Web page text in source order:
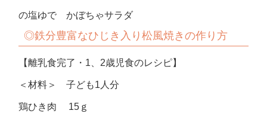
の塩ゆで かぼちゃサラダ
◎鉄分豊富なひじき入り松風焼きの作り方
【離乳食完了・1、2歳児食のレシピ】
＜材料＞ 子ども1人分
鶏ひき肉 15ｇ